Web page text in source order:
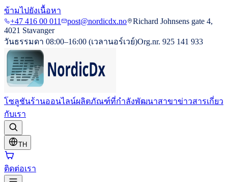
ข้ามไปยังเนื้อหา
+47 416 00 011
post@nordicdx.no
Richard Johnsens gate 4,
4021 Stavanger
วันธรรมดา 08:00–16:00 (เวลานอร์เวย์)Org.nr. 925 141 933
โซลูชันร้านออนไลน์ผลิตภัณฑ์ที่กำลังพัฒนาสาขาข่าวสารเกี่ยว
กับเรา
TH
ติดต่อเรา